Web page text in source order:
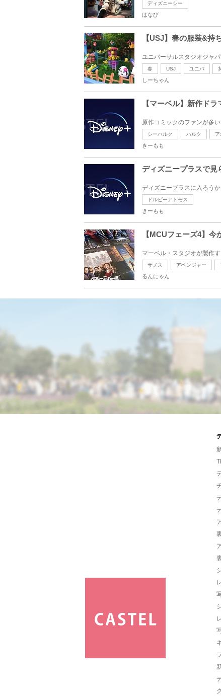
ディズニーシー
はなび
【USJ】春の服装&持
ユニバーサルスタジオジャ
春 USJ ユニバ
しーちゃん
【マーベル】新作ド
原作コミックのファンが多
シーハルク ハルク
きーもも
ディズニープラスで見
ディズニープラスに入ろう
ドルビーアトモス
きーもも
【MCUフェーズ4】
マーベル・スタジオが製作
サノス アベンジャー
るんにゃん